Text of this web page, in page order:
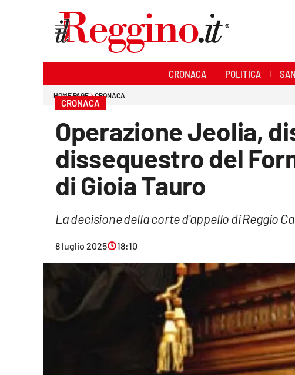
Economia e lavoro
CRONACA POLITICA
HOME PAGE CRONACA
CRONACA
Operazione Jeolia,
dissequestro del
di Gioia Tauro
La decisione della corte d'appello di Reggio
8 luglio 2025 18:10